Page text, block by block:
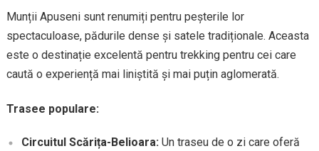
Munții Apuseni sunt renumiți pentru peșterile lor
spectaculoase, pădurile dense și satele tradiționale. Aceasta
este o destinație excelentă pentru trekking pentru cei care
caută o experiență mai liniștită și mai puțin aglomerată.
Trasee populare:
Circuitul Scărița-Belioara: Un traseu de o zi care oferă